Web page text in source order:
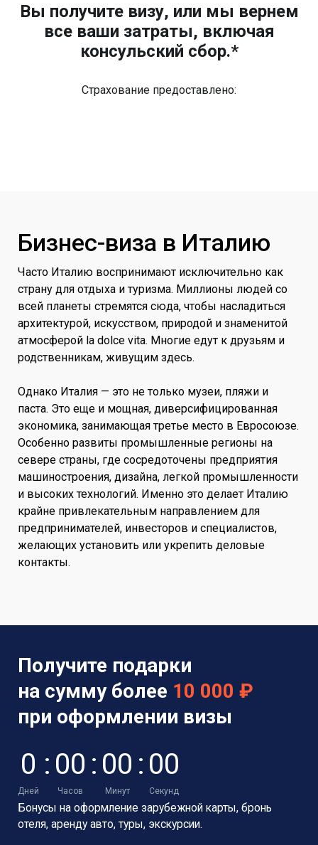
Вы получите визу, или мы вернем
все ваши затраты, включая
консульский сбор.*
Страхование предоставлено:
Бизнес-виза в Италию
Часто Италию воспринимают исключительно как
страну для отдыха и туризма. Миллионы людей со
всей планеты стремятся сюда, чтобы насладиться
архитектурой, искусством, природой и знаменитой
атмосферой la dolce vita. Многие едут к друзьям и
родственникам, живущим здесь.
Однако Италия — это не только музеи, пляжи и
паста. Это еще и мощная, диверсифицированная
экономика, занимающая третье место в Евросоюзе.
Особенно развиты промышленные регионы на
севере страны, где сосредоточены предприятия
машиностроения, дизайна, легкой промышленности
и высоких технологий. Именно это делает Италию
крайне привлекательным направлением для
предпринимателей, инвесторов и специалистов,
желающих установить или укрепить деловые
контакты.
Получите подарки
на сумму более 10 000 ₽
при оформлении визы
0
Дней
: 00
Часов
: 00
Минут
: 00
Секунд
Бонусы на оформление зарубежной карты, бронь
отеля, аренду авто, туры, экскурсии.